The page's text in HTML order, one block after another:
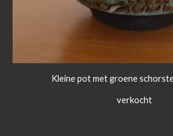
Kleine pot met groene
verkocht